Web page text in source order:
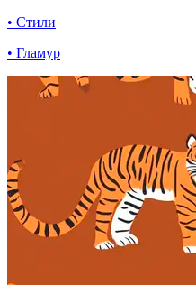
• Стили
• Гламур